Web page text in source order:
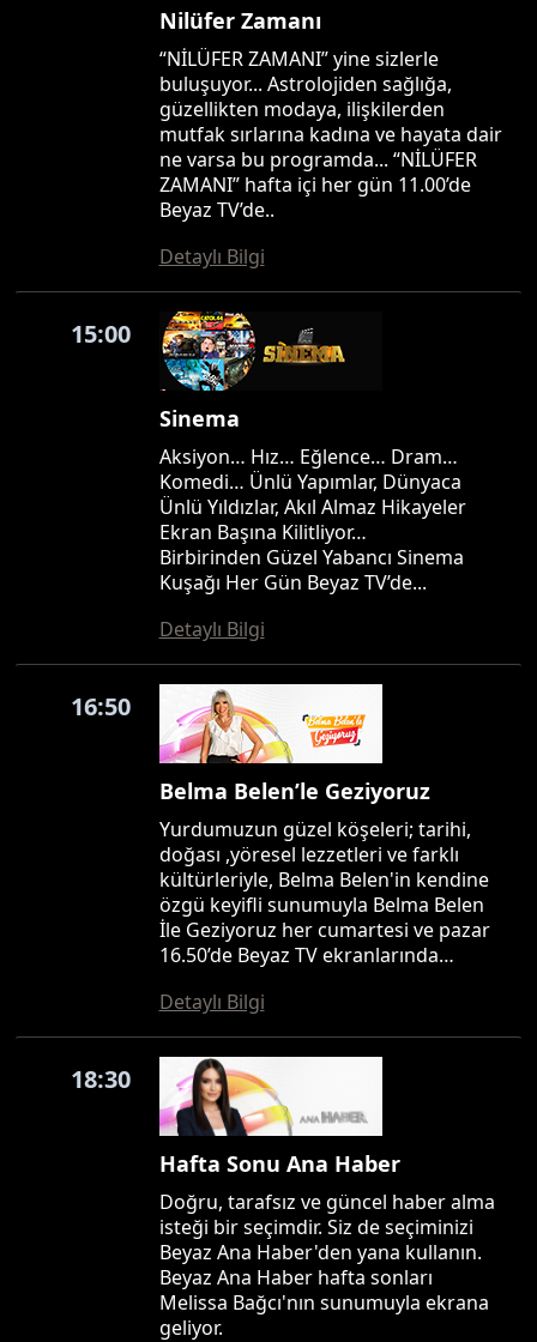
Nilüfer Zamanı
“NİLÜFER ZAMANI” yine sizlerle
buluşuyor... Astrolojiden sağlığa,
güzellikten modaya, ilişkilerden
mutfak sırlarına kadına ve hayata dair
ne varsa bu programda... “NİLÜFER
ZAMANI” hafta içi her gün 11.00’de
Beyaz TV’de..
Detaylı Bilgi
15:00
Sinema
Aksiyon… Hız… Eğlence… Dram…
Komedi… Ünlü Yapımlar, Dünyaca
Ünlü Yıldızlar, Akıl Almaz Hikayeler
Ekran Başına Kilitliyor…
Birbirinden Güzel Yabancı Sinema
Kuşağı Her Gün Beyaz TV’de...
Detaylı Bilgi
16:50
Belma Belen’le Geziyoruz
Yurdumuzun güzel köşeleri; tarihi,
doğası ,yöresel lezzetleri ve farklı
kültürleriyle, Belma Belen'in kendine
özgü keyifli sunumuyla Belma Belen
İle Geziyoruz her cumartesi ve pazar
16.50’de Beyaz TV ekranlarında…
Detaylı Bilgi
18:30
Hafta Sonu Ana Haber
Doğru, tarafsız ve güncel haber alma
isteği bir seçimdir. Siz de seçiminizi
Beyaz Ana Haber'den yana kullanın.
Beyaz Ana Haber hafta sonları
Melissa Bağcı'nın sunumuyla ekrana
geliyor.